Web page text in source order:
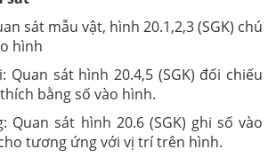
sát mẫu vật, hình 20.1,2,3 (SGK) chú
hình
Quan sát hình 20.4,5 (SGK) đối chiếu
bằng số vào hình.
Quan sát hình 20.6 (SGK) ghi số vào
tương ứng với vị trí trên hình.